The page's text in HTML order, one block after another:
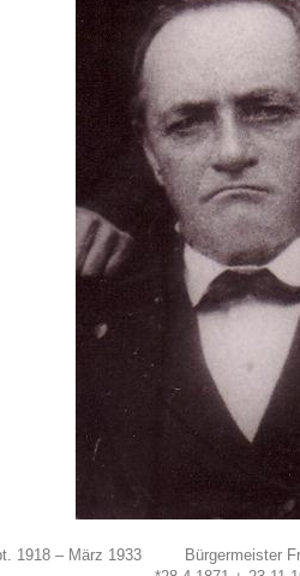
1918 – März 1933 Bürgermeister